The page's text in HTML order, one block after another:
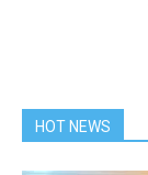
HOT NEWS